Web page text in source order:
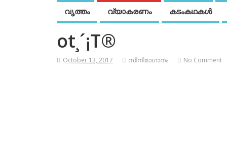
വൃത്തം വ്യാകരണം കടംകഥകള്‍
ot¸´¡T®
October 13, 2017 സിനിമാഗാനം No Comment